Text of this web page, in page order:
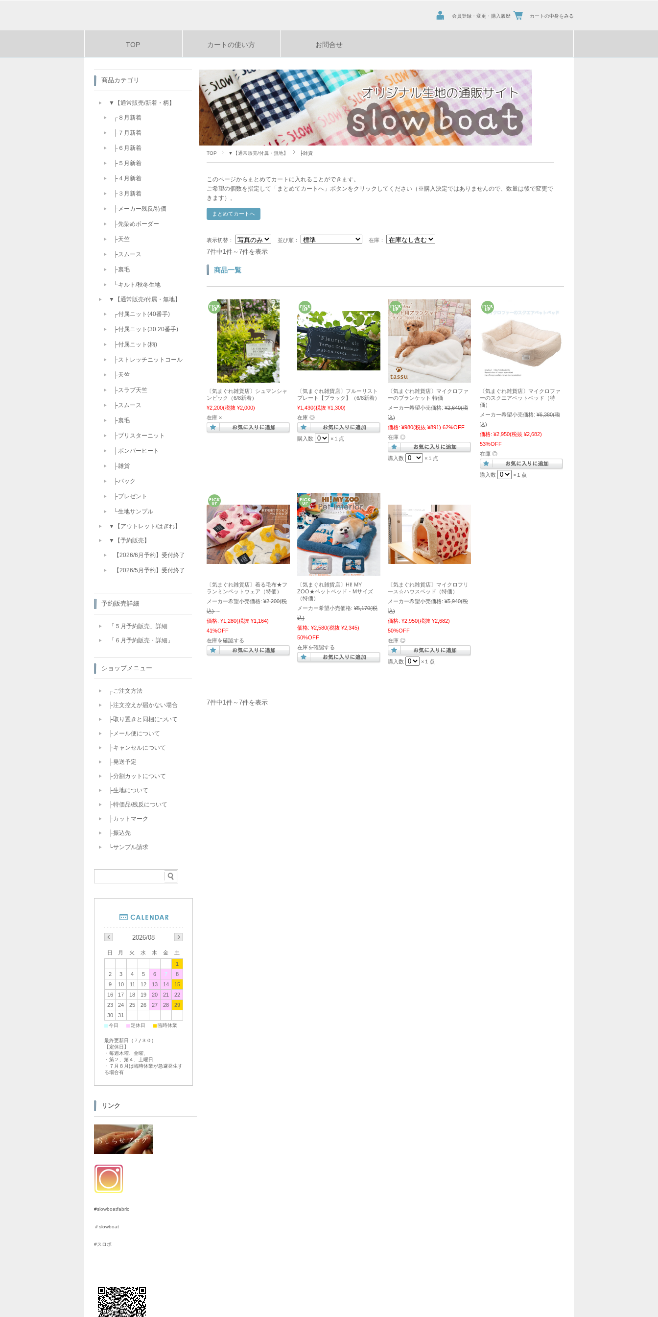
会員登録・変更・購入履歴 カートの中身をみる
TOP カートの使い方 お問合せ
TOP ▼【通常販売/付属・無地】 ├雑貨
このページからまとめてカートに入れることができます。
ご希望の個数を指定して「まとめてカートへ」ボタンをクリックしてください（※購入決定ではありませんので、数量は後で変更で
きます）。
表示切替： 並び順： 在庫：
7件中1件～7件を表示
商品一覧
〔気まぐれ雑貨店〕シュマンシャ
ンピック（6/8新着）
¥2,200(税抜 ¥2,000)
在庫 ×
〔気まぐれ雑貨店〕フルーリスト
プレート【ブラック】（6/8新着）
¥1,430(税抜 ¥1,300)
在庫 ◎
購入数 ×１点
〔気まぐれ雑貨店〕マイクロファ
ーのブランケット 特価
メーカー希望小売価格: ¥2,640(税
込)
価格: ¥980(税抜 ¥891) 62%OFF
在庫 ◎
購入数 ×１点
〔気まぐれ雑貨店〕マイクロファ
ーのスクエアペットベッド（特
価）
メーカー希望小売価格: ¥6,380(税
込)
価格: ¥2,950(税抜 ¥2,682)
53%OFF
在庫 ◎
購入数 ×１点
〔気まぐれ雑貨店〕着る毛布★フ
ランミンペットウェア（特価）
メーカー希望小売価格: ¥2,200(税
込) ～
価格: ¥1,280(税抜 ¥1,164)
41%OFF
在庫を確認する
〔気まぐれ雑貨店〕HI! MY
ZOO★ペットベッド・Mサイズ
（特価）
メーカー希望小売価格: ¥5,170(税
込)
価格: ¥2,580(税抜 ¥2,345)
50%OFF
在庫を確認する
〔気まぐれ雑貨店〕マイクロフリ
ース☆ハウスベッド（特価）
メーカー希望小売価格: ¥5,940(税
込)
価格: ¥2,950(税抜 ¥2,682)
50%OFF
在庫 ◎
購入数 ×１点
7件中1件～7件を表示
商品カテゴリ
▼【通常販売/新着・柄】
┌８月新着
├７月新着
├６月新着
├５月新着
├４月新着
├３月新着
├メーカー残反/特価
├先染めボーダー
├天竺
├スムース
├裏毛
└キルト/秋冬生地
▼【通常販売/付属・無地】
┌付属ニット(40番手)
├付属ニット(30.20番手)
├付属ニット(柄)
├ストレッチニットコール
├天竺
├スラブ天竺
├スムース
├裏毛
├ブリスターニット
├ボンバーヒート
├雑貨
├パック
├プレゼント
└生地サンプル
▼【アウトレット/はぎれ】
▼【予約販売】
【2026/6月予約】受付終了
【2026/5月予約】受付終了
予約販売詳細
「５月予約販売」詳細
「６月予約販売・詳細」
ショップメニュー
┌ご注文方法
├注文控えが届かない場合
├取り置きと同梱について
├メール便について
├キャンセルについて
├発送予定
├分割カットについて
├生地について
├特価品/残反について
├カットマーク
├振込先
└サンプル請求
2026/08
日 月 火 水 木 金
土
1
2
3 4 5 6 7
8
9
10 11 12 13 14
15
16
17 18 19 20 21
22
23
24 25 26 27 28
29
30
31
■今日 ■定休日 ■臨時休業
最終更新日（７/３０）
【定休日】
・毎週木曜、金曜、
・第２、第４、土曜日
・７月８月は臨時休業が急遽発生す
る場合有
リンク
#slowboatfabric
＃slowboat
#スロボ